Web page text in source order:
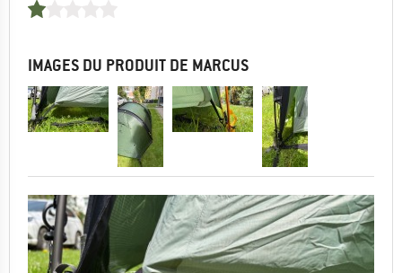
IMAGES DU PRODUIT DE MARCUS